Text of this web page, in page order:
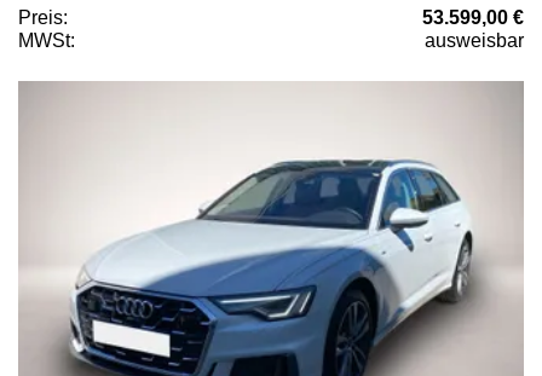
Preis:
53.599,00 €
MWSt:
ausweisbar